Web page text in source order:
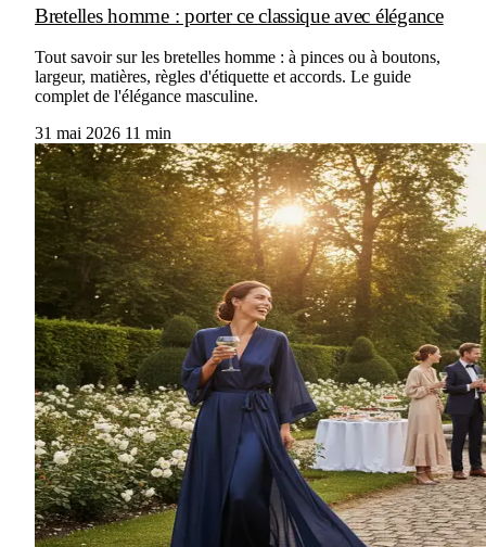
Bretelles homme : porter ce classique avec élégance
Tout savoir sur les bretelles homme : à pinces ou à boutons,
largeur, matières, règles d'étiquette et accords. Le guide
complet de l'élégance masculine.
31 mai 2026 11 min